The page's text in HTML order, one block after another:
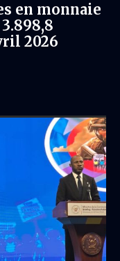
en monnaie
2026